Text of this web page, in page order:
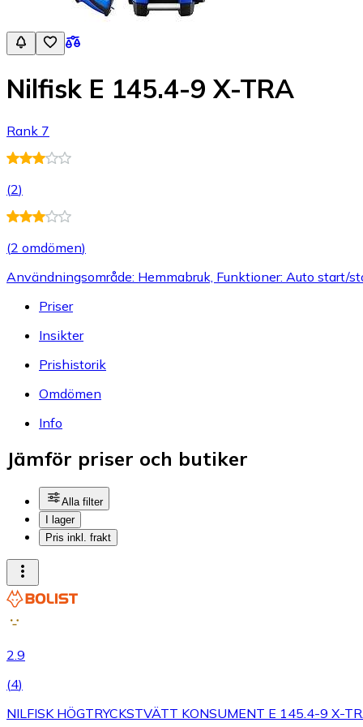
Nilfisk E 145.4-9 X-TRA
Rank 7
(2)
(2 omdömen)
Användningsområde: Hemmabruk, Funktioner: Auto
Priser
Insikter
Prishistorik
Omdömen
Info
Jämför priser och butiker
Alla filter
I lager
Pris inkl. frakt
2.9
(4)
NILFISK HÖGTRYCKSTVÄTT KONSUMENT E 145.4-9 X-